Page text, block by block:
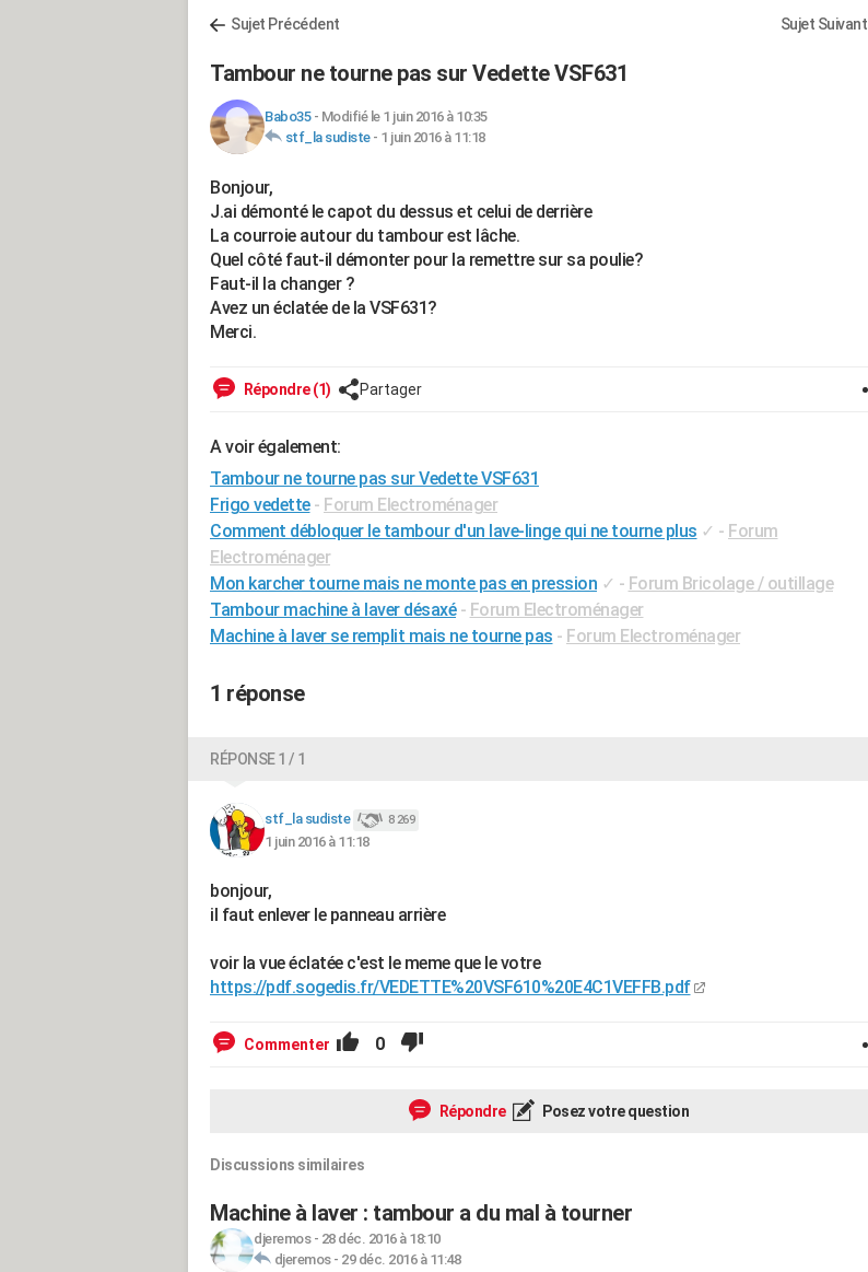
Sujet Précédent Sujet Suivant
Tambour ne tourne pas sur Vedette VSF631
Babo35- Modifié le 1 juin 2016 à 10:35
stf_la sudiste- 1 juin 2016 à 11:18
Bonjour,
J.ai démonté le capot du dessus et celui de derrière
La courroie autour du tambour est lâche.
Quel côté faut-il démonter pour la remettre sur sa poulie?
Faut-il la changer ?
Avez un éclatée de la VSF631?
Merci.
Répondre (1) Partager
A voir également:
Tambour ne tourne pas sur Vedette VSF631
Frigo vedette - Forum Electroménager
Comment débloquer le tambour d'un lave-linge qui ne tourne plus ✓ - Forum
Electroménager
Mon karcher tourne mais ne monte pas en pression ✓ - Forum Bricolage / outillage
Tambour machine à laver désaxé - Forum Electroménager
Machine à laver se remplit mais ne tourne pas - Forum Electroménager
1 réponse
RÉPONSE 1 / 1
stf_la sudiste 8 269
1 juin 2016 à 11:18
bonjour,
il faut enlever le panneau arrière
voir la vue éclatée c'est le meme que le votre
https://pdf.sogedis.fr/VEDETTE%20VSF610%20E4C1VEFFB.pdf
Commenter 0
Répondre Posez votre question
Discussions similaires
Machine à laver : tambour a du mal à tourner
djeremos- 28 déc. 2016 à 18:10
djeremos- 29 déc. 2016 à 11:48